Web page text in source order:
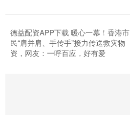
德益配资APP下载 暖心一幕！香港市
民“肩并肩、手传手”接力传送救灾物
资，网友：一呼百应，好有爱